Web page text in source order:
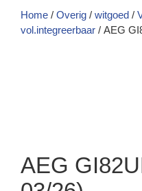
Home / Overig / witgoed /
vol.integreerbaar / AEG
AEG